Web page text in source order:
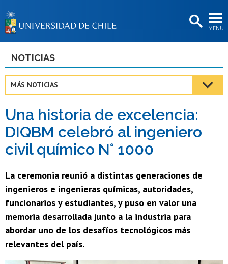
MENÚ
BIBLIOTECAS
Estudiantes
Académicas/os
Funcionarias/os
Egresadas/os
NOTICIAS
MÁS NOTICIAS
Una historia de excelencia:
DIQBM celebró al ingeniero
civil químico N° 1000
La ceremonia reunió a distintas generaciones de
ingenieros e ingenieras químicas, autoridades,
funcionarios y estudiantes, y puso en valor una
memoria desarrollada junto a la industria para
abordar uno de los desafíos tecnológicos más
relevantes del país.